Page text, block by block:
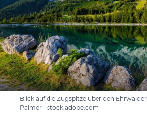
Blick auf die Zugspitze über den
Palmer - stock.adobe.com